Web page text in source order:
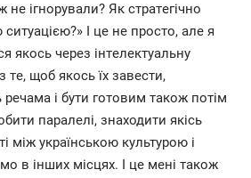
ігнорували? Як стратегічно
І це не просто, але я
якось через інтелектуальну
те, щоб якось їх завести,
і бути готовим також потім
паралелі, знаходити якісь
між українською культурою і
в інших місцях. І це мені також